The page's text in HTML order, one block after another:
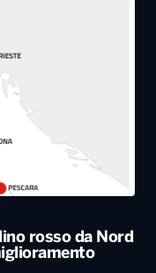
rosso da Nord